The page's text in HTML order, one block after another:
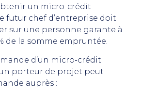
un micro-crédit
futur chef d’entreprise doit
sur une personne garante à
de la somme empruntée.
d’un micro-crédit
porteur de projet peut
auprès :